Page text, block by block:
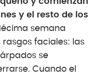
y el resto de los
semana
rasgos faciales: las
se
Cuando el